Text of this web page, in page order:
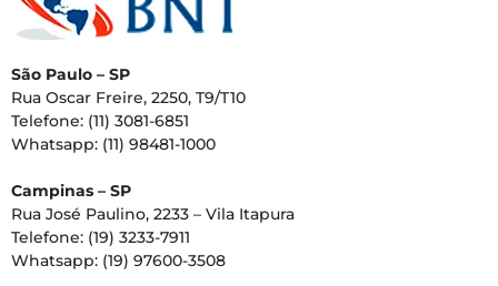
São Paulo – SP
Rua Oscar Freire, 2250, T9/T10
Telefone: (11) 3081-6851
Whatsapp: (11) 98481-1000
Campinas – SP
Rua José Paulino, 2233 – Vila Itapura
Telefone: (19) 3233-7911
Whatsapp: (19) 97600-3508